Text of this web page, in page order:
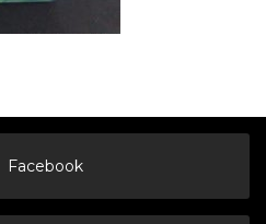
Facebook